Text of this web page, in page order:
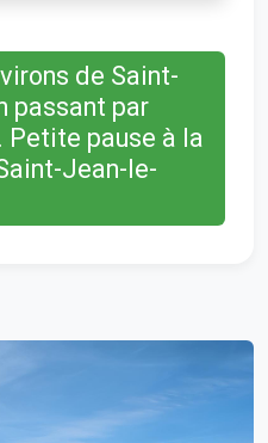
de Saint-
passant par
Petite pause à la
Jean-le-